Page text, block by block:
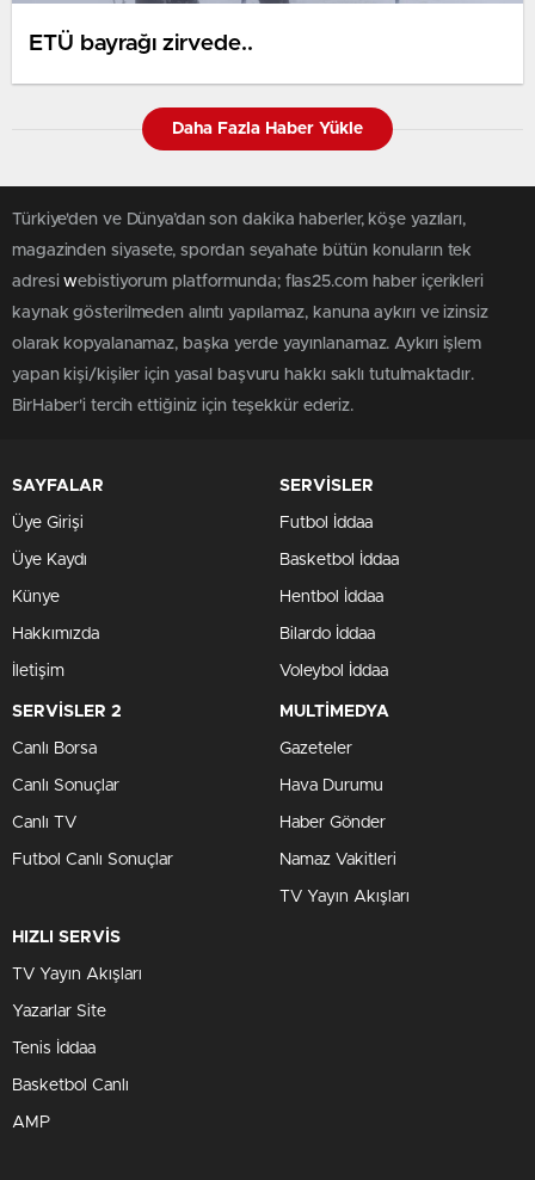
ETÜ bayrağı zirvede..
Daha Fazla Haber Yükle
Türkiye'den ve Dünya’dan son dakika haberler, köşe yazıları,
magazinden siyasete, spordan seyahate bütün konuların tek
adresiwebistiyorum platformunda; flas25.com haber içerikleri
kaynak gösterilmeden alıntı yapılamaz, kanuna aykırı ve izinsiz
olarak kopyalanamaz, başka yerde yayınlanamaz. Aykırı işlem
yapan kişi/kişiler için yasal başvuru hakkı saklı tutulmaktadır.
BirHaber'i tercih ettiğiniz için teşekkür ederiz.
SAYFALAR
Üye Girişi
Üye Kaydı
Künye
Hakkımızda
İletişim
SERVİSLER
Futbol İddaa
Basketbol İddaa
Hentbol İddaa
Bilardo İddaa
Voleybol İddaa
SERVİSLER 2
Canlı Borsa
Canlı Sonuçlar
Canlı TV
Futbol Canlı Sonuçlar
MULTİMEDYA
Gazeteler
Hava Durumu
Haber Gönder
Namaz Vakitleri
TV Yayın Akışları
HIZLI SERVİS
TV Yayın Akışları
Yazarlar Site
Tenis İddaa
Basketbol Canlı
AMP